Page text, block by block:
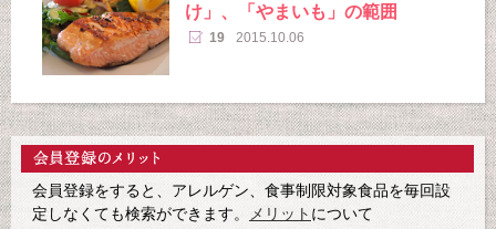
け」、「やまいも」の範囲
19 2015.10.06
会員登録をすると、アレルゲン、食事制限対象食品を毎回設
定しなくても検索ができます。
メリット について